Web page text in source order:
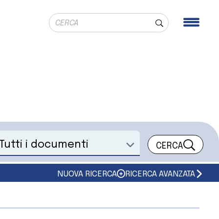
Ricerca globale
Cerca
un documento CERCA
NUOVA RICERCA RICERCA AVANZATA